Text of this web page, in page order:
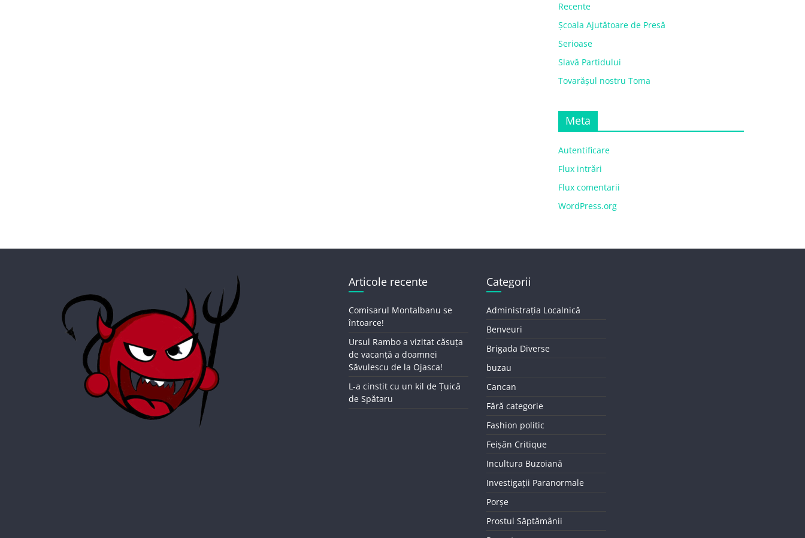
Recente
Școala Ajutătoare de Presă
Serioase
Slavă Partidului
Tovarășul nostru Toma
Meta
Autentificare
Flux intrări
Flux comentarii
WordPress.org
Articole recente
Comisarul Montalbanu se
întoarce!
Ursul Rambo a vizitat căsuța
de vacanță a doamnei
Săvulescu de la Ojasca!
L-a cinstit cu un kil de Țuică
de Spătaru
Categorii
Administrația Localnică
Benveuri
Brigada Diverse
buzau
Cancan
Fără categorie
Fashion politic
Feișăn Critique
Incultura Buzoiană
Investigații Paranormale
Porșe
Prostul Săptămânii